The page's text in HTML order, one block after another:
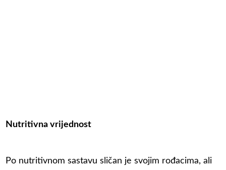
Nutritivna vrijednost
Po nutritivnom sastavu sličan je svojim rođacima, ali